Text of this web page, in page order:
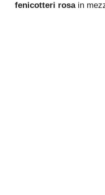
fenicotteri rosain